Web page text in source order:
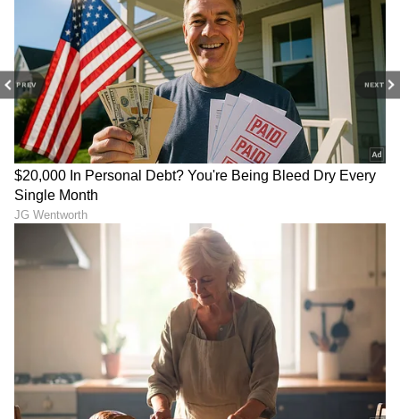
PREV NEXT
ಮಾರ್ಜಿನ್ (Whole Bank NIM) ಶೇಕಡಾ 2.91 ರಷ್ಟಿದ್ದರೆ,
ದೇಶೀಯ ಮಾರುಕಟ್ಟೆಯ ಮಾರ್ಜಿನ್ (Domestic NIM)
ಶೇಕಡಾ 3.03 ರಷ್ಟಿತ್ತು. ಕೇವಲ ನಾಲ್ಕನೇ ತ್ರೈಮಾಸಿಕದ
ಲೆಕ್ಕಾಚಾರದಲ್ಲಿ ಒಟ್ಟು ಬ್ಯಾಂಕ್ ಮಾರ್ಜಿನ್ ಶೇ.2.81 ಮತ್ತು
ದೇಶೀಯ ಮಾರ್ಜಿನ್ ಶೇ.2.93 ರಷ್ಟಾಗಿದೆ. ಇದೇ ಮೊದಲ
ಬಾರಿಗೆ ಎಸ್‌ಬಿಐನ ಒಟ್ಟಾರೆ ವ್ಯವಹಾರವು ₹109 ಟ್ರಿಲಿಯನ್
(ಲಕ್ಷ ಕೋಟಿ) ಗಡಿಯನ್ನು ದಾಟಿದೆ. ಇದರಲ್ಲಿ ಒಟ್ಟು
ಠೇವಣಿಗಳು (Total Deposits) ₹59.8 ಟ್ರಿಲಿಯನ್ ಆಗಿದ್ದರೆ,
ಸಾಲದ ವಿತರಣೆಯು (Advances) ₹49.3 ಟ್ರಿಲಿಯನ್
ಮುಟ್ಟಿದೆ. ಕೃಷಿ ವಲಯದ ಸಾಲದ ಪೋರ್ಟ್‌ಫೋಲಿಯೋ
ಕೂಡ ಈ ವರ್ಷ ₹4 ಟ್ರಿಲಿಯನ್ ಮಾರ್ಕ್ ದಾಟಿದೆ.